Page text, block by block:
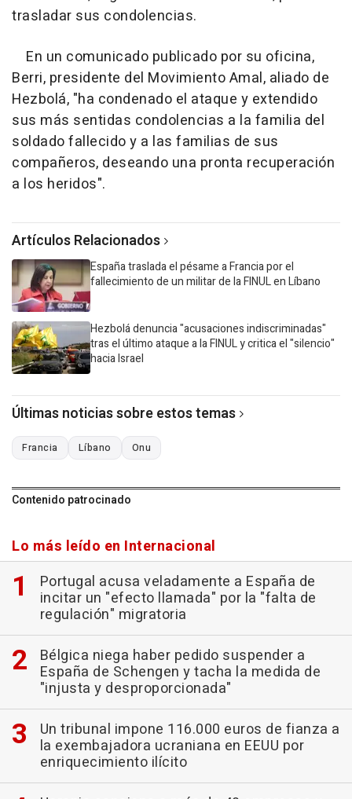
trasladar sus condolencias.
En un comunicado publicado por su oficina,
Berri, presidente del Movimiento Amal, aliado de
Hezbolá, "ha condenado el ataque y extendido
sus más sentidas condolencias a la familia del
soldado fallecido y a las familias de sus
compañeros, deseando una pronta recuperación
a los heridos".
Artículos Relacionados
España traslada el pésame a Francia por el
fallecimiento de un militar de la FINUL en Líbano
Hezbolá denuncia "acusaciones indiscriminadas"
tras el último ataque a la FINUL y critica el "silencio"
hacia Israel
Últimas noticias sobre estos temas
Francia Líbano Onu
Contenido patrocinado
Lo más leído en Internacional
Portugal acusa veladamente a España de
incitar un "efecto llamada" por la "falta de
regulación" migratoria
Bélgica niega haber pedido suspender a
España de Schengen y tacha la medida de
"injusta y desproporcionada"
Un tribunal impone 116.000 euros de fianza a
la exembajadora ucraniana en EEUU por
enriquecimiento ilícito